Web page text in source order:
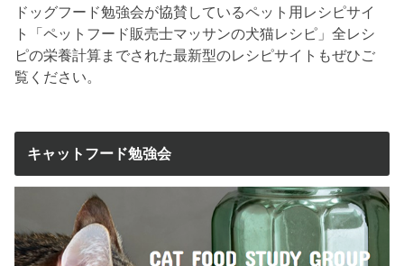
ドッグフード勉強会が協賛しているペット用レシピサイ
ト「ペットフード販売士マッサンの犬猫レシピ」全レシ
ピの栄養計算までされた最新型のレシピサイトもぜひご
覧ください。
キャットフード勉強会